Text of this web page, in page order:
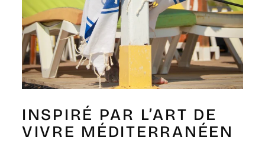
INSPIRÉ PAR L’ART DE
VIVRE MÉDITERRANÉEN